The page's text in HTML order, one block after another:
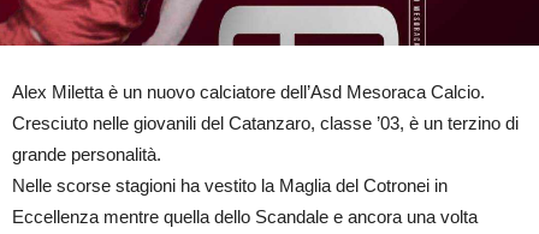
Alex Miletta è un nuovo calciatore dell’Asd Mesoraca Calcio.
Cresciuto nelle giovanili del Catanzaro, classe ’03, è un terzino di
grande personalità.
Nelle scorse stagioni ha vestito la Maglia del Cotronei in
Eccellenza mentre quella dello Scandale e ancora una volta